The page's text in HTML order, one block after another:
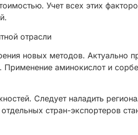
Учет всех этих
отрасли
новых методов. Актуально
аминокислот и
Следует наладить
стран-экспортеров